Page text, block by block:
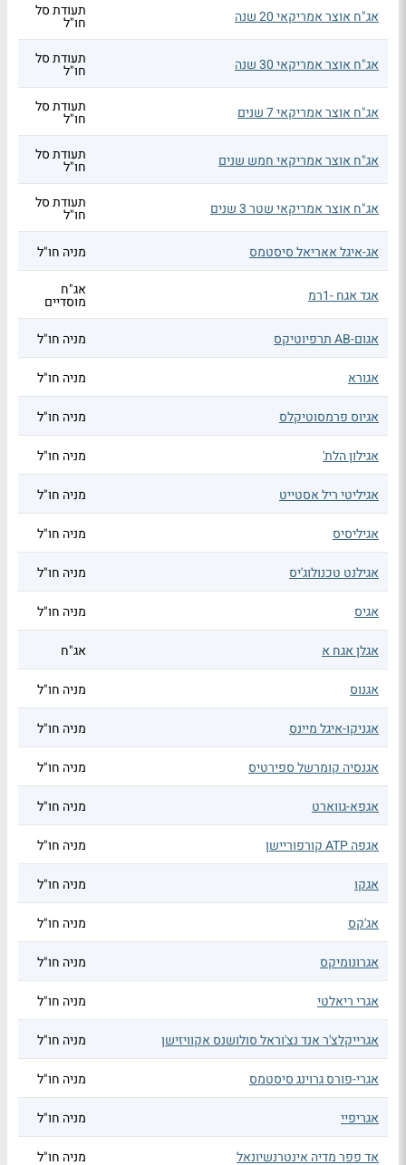
אג"ח אוצר אמריקאי 20 שנה תעודת סל
חו"ל
אג"ח אוצר אמריקאי 30 שנה תעודת סל
חו"ל
אג"ח אוצר אמריקאי 7 שנים תעודת סל
חו"ל
אג"ח אוצר אמריקאי חמש שנים תעודת סל
חו"ל
אג"ח אוצר אמריקאי שטר 3 שנים תעודת סל
חו"ל
אג-איגל אאריאל סיסטמס
מניה חו"ל
אגד אגח -1רמ אג"ח
מוסדיים
אגום-AB תרפיוטיקס
מניה חו"ל
אגורא מניה חו"ל
אגיוס פרמסוטיקלס מניה חו"ל
אגילון הלת' מניה חו"ל
אגיליטי ריל אסטייט מניה חו"ל
אגיליסיס מניה חו"ל
אגילנט טכנולוג'יס מניה חו"ל
אגיס מניה חו"ל
אגלן אגח א אג"ח
אגנוס מניה חו"ל
אגניקו-איגל מיינס מניה חו"ל
אגנסיה קומרשל ספירטיס מניה חו"ל
אגפא-גווארט מניה חו"ל
אגפה ATP קורפוריישן מניה חו"ל
אגקו מניה חו"ל
אג'קס מניה חו"ל
אגרונומיקס מניה חו"ל
אגרי ריאלטי מניה חו"ל
אגרייקלצ'ר אנד נצ'וראל סולושנס אקוויזישן מניה חו"ל
אגרי-פורס גרוינג סיסטמס מניה חו"ל
אגריפיי מניה חו"ל
אד פפר מדיה אינטרנשיונאל מניה חו"ל